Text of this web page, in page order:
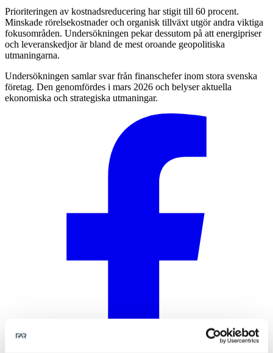
Prioriteringen av kostnadsreducering har stigit till 60 procent.
Minskade rörelsekostnader och organisk tillväxt utgör andra viktiga
fokusområden. Undersökningen pekar dessutom på att energipriser
och leveranskedjor är bland de mest oroande geopolitiska
utmaningarna.
Undersökningen samlar svar från finanschefer inom stora svenska
företag. Den genomfördes i mars 2026 och belyser aktuella
ekonomiska och strategiska utmaningar.